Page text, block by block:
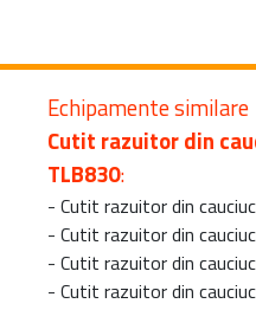
Echipamente similare
Cutit razuitor din
TLB830:
- Cutit razuitor din
- Cutit razuitor din
- Cutit razuitor din
- Cutit razuitor din